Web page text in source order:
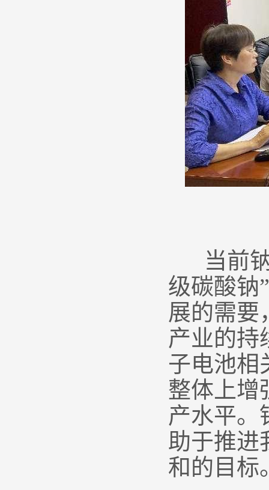
当前钠
级碳酸钠
展的需要
产业的持
子电池相
整体上增
产水平。
助于推进
和的目标